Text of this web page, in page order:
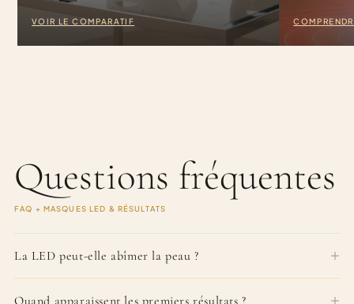
VOIR LE COMPARATIF
Questions fréquentes
FAQ + MASQUES LED & RÉSULTATS
La LED peut-elle abîmer la peau ?
Quand apparaissent les premiers résultats ?